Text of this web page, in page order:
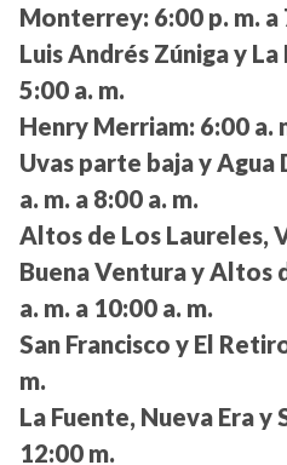
Monterrey: 6:00 p. m. a
Luis Andrés Zúniga y La
5:00 a. m.
Henry Merriam: 6:00 a.
Uvas parte baja y
a. m. a 8:00 a. m.
Altos de Los Laureles,
Buena Ventura y Altos
a. m. a 10:00 a. m.
San Francisco y El
m.
La Fuente, Nueva Era y
12:00 m.